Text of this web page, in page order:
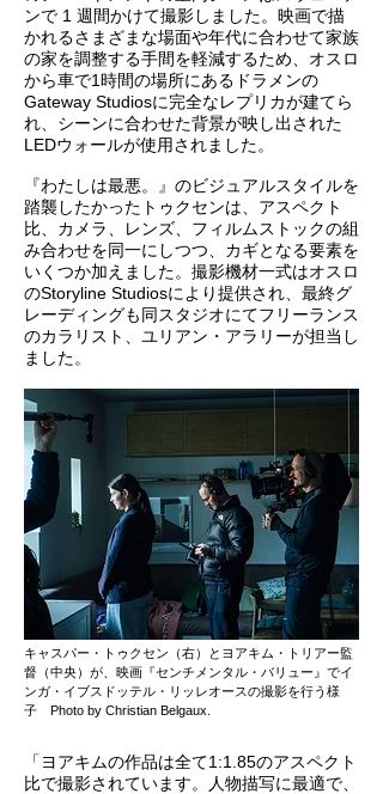
ンで 1 週間かけて撮影しました。映画で描
かれるさまざまな場面や年代に合わせて家族
の家を調整する手間を軽減するため、オスロ
から車で1時間の場所にあるドラメンの
Gateway Studiosに完全なレプリカが建てら
れ、シーンに合わせた背景が映し出された
LEDウォールが使用されました。
『わたしは最悪。』のビジュアルスタイルを
踏襲したかったトゥクセンは、アスペクト
比、カメラ、レンズ、フィルムストックの組
み合わせを同一にしつつ、カギとなる要素を
いくつか加えました。撮影機材一式はオスロ
のStoryline Studiosにより提供され、最終グ
レーディングも同スタジオにてフリーランス
のカラリスト、ユリアン・アラリーが担当し
ました。
キャスパー・トゥクセン（右）とヨアキム・トリアー監
督（中央）が、映画『センチメンタル・バリュー』でイ
ンガ・イブスドッテル・リッレオースの撮影を行う様
子 Photo by Christian Belgaux.
「ヨアキムの作品は全て1:1.85のアスペクト
比で撮影されています。人物描写に最適で、